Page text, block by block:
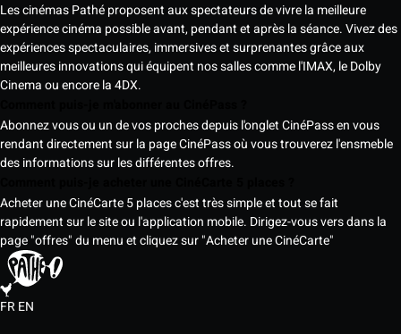
Les cinémas Pathé proposent aux spectateurs de vivre la meilleure
expérience cinéma possible avant, pendant et après la séance. Vivez des
expériences spectaculaires, immersives et surprenantes grâce aux
meilleures innovations qui équipent nos salles comme l'IMAX, le Dolby
Cinema ou encore la 4DX.
Abonnez vous ou un de vos proches depuis l'onglet CinéPass en vous
rendant directement sur la page CinéPass où vous trouverez l'ensmeble
des informations sur les différentes offres.
Acheter une CinéCarte 5 places c'est très simple et tout se fait
rapidement sur le site ou l'application mobile. Dirigez-vous vers dans la
page "offres" du menu et cliquez sur "Acheter une CinéCarte"
FREN